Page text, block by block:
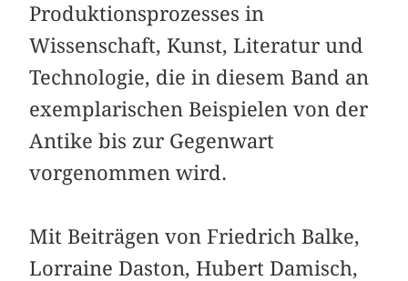
Produktionsprozesses in
Wissenschaft, Kunst, Literatur und
Technologie, die in diesem Band an
exemplarischen Beispielen von der
Antike bis zur Gegenwart
vorgenommen wird.
Mit Beiträgen von Friedrich Balke,
Lorraine Daston, Hubert Damisch,